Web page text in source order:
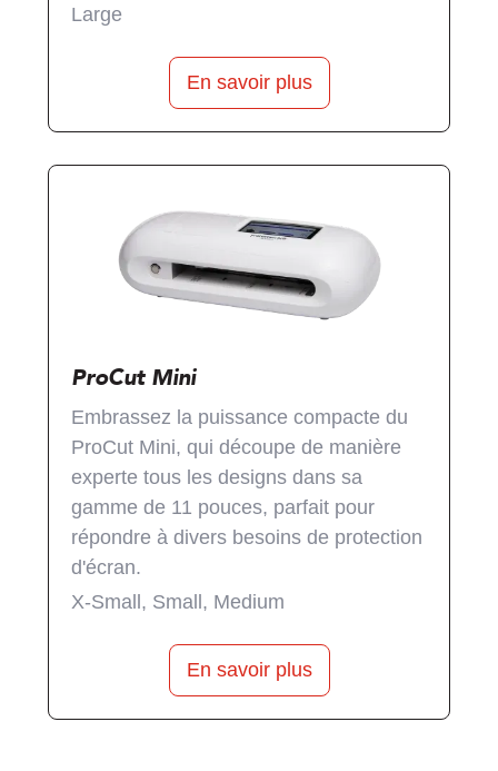
Large
En savoir plus
ProCut Mini
‍Embrassez la puissance compacte du
ProCut Mini, qui découpe de manière
experte tous les designs dans sa
gamme de 11 pouces, parfait pour
répondre à divers besoins de protection
d'écran.
X-Small, Small, Medium
En savoir plus